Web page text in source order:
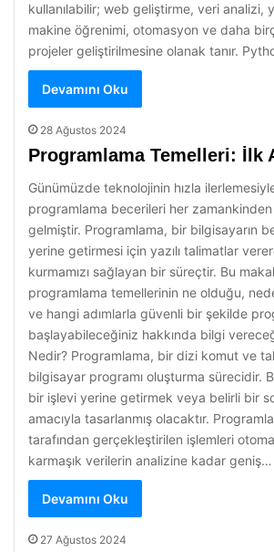
kullanılabilir; web geliştirme, veri analizi,
makine öğrenimi, otomasyon ve daha
projeler geliştirilmesine olanak tanır.
Devamını Oku
28 Ağustos 2024
Programlama Temelleri: İlk
Günümüzde teknolojinin hızla
programlama becerileri her
gelmiştir. Programlama, bir bilgisayarın
yerine getirmesi için yazılı talimatlar
kurmamızı sağlayan bir süreçtir. Bu
programlama temellerinin ne olduğu,
ve hangi adımlarla güvenli bir şekilde
başlayabileceğiniz hakkında bilgi
Nedir? Programlama, bir dizi komut ve
bilgisayar programı oluşturma sürecidir.
bir işlevi yerine getirmek veya belirli bir
amacıyla tasarlanmış olacaktır.
tarafından gerçekleştirilen işlemleri
karmaşık verilerin analizine kadar geniş…
Devamını Oku
27 Ağustos 2024